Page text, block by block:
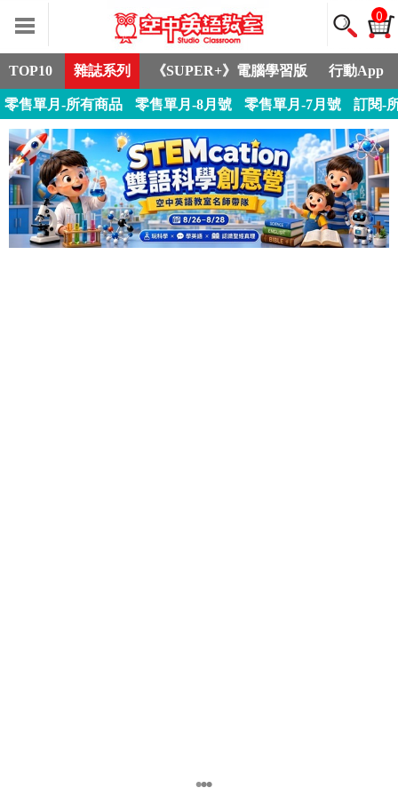
0
TOP10 雜誌系列 《SUPER+》電腦學習版 行動App
零售單月-所有商品 零售單月-8月號 零售單月-7月號 訂閱-